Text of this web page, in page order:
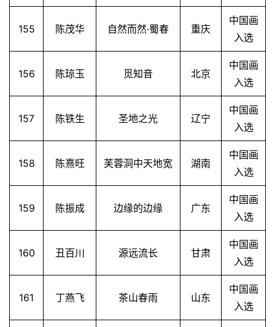
155 陈茂华 自然而然·蜀春 重庆
中国画
入选
156 陈琼玉 觅知音 北京
中国画
入选
157 陈铁生 圣地之光 辽宁
中国画
入选
158 陈熹旺 芙蓉洞中天地宽 湖南
中国画
入选
159 陈振成 边缘的边缘 广东
中国画
入选
160 丑百川 源远流长 甘肃
中国画
入选
161 丁燕飞 茶山春雨 山东
中国画
入选